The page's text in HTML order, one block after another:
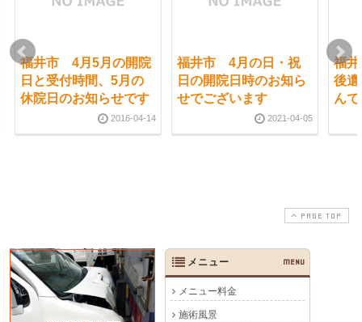
福井市 4月5月の開院
日と受付時間、5月の
休院日のお知らせです
2016-04-14
福井市 4月の日・祝
日の開院日時のお知ら
せでございます
2021-04-05
福
後
ん
PAGE TOP
メニュー MENU
メニュー料金
施術風景